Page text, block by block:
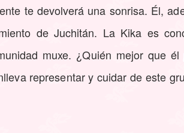
te devolverá una sonrisa. Él,
de Juchitán. La Kika es
muxe. ¿Quién mejor que
representar y cuidar de este